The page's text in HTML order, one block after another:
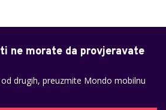
ne morate da provjeravate
drugih, preuzmite Mondo mobilnu